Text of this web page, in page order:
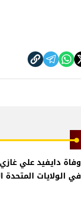
وفاة دايفيد علي
في الولايات المتحدة